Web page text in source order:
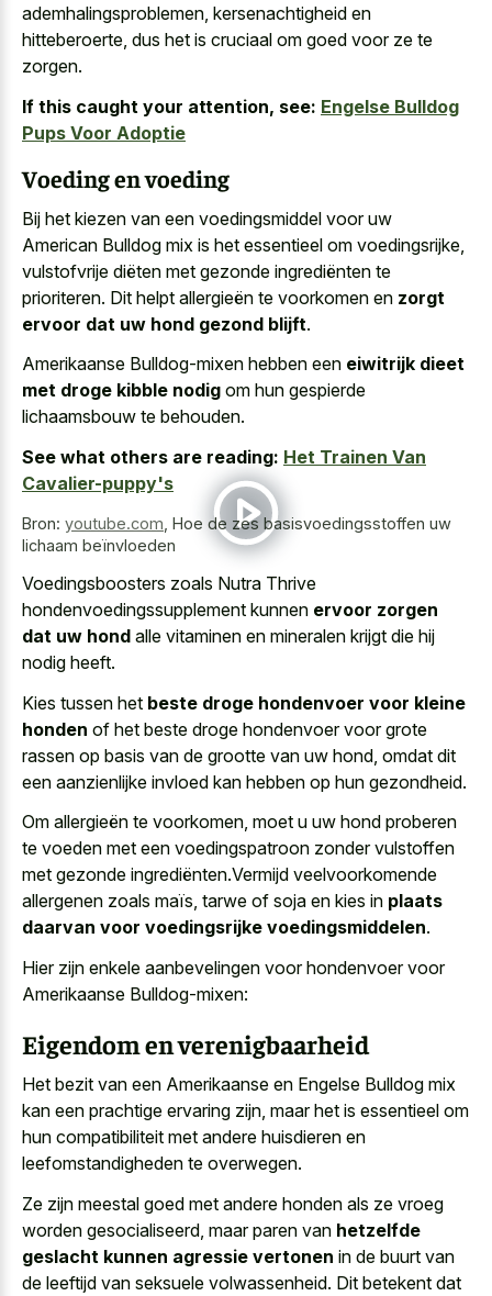
ademhalingsproblemen, kersenachtigheid en
hitteberoerte, dus het is cruciaal om goed voor ze te
zorgen.
If this caught your attention, see: Engelse Bulldog
Pups Voor Adoptie
Voeding en voeding
Bij het kiezen van een voedingsmiddel voor uw
American Bulldog mix is het essentieel om voedingsrijke,
vulstofvrije diëten met gezonde ingrediënten te
prioriteren. Dit helpt allergieën te voorkomen en zorgt
ervoor dat uw hond gezond blijft.
Amerikaanse Bulldog-mixen hebben een eiwitrijk dieet
met droge kibble nodig om hun gespierde
lichaamsbouw te behouden.
See what others are reading: Het Trainen Van
Cavalier-puppy's
Bron: youtube.com Hoe de zes basisvoedingsstoffen uw
lichaam beïnvloeden
Voedingsboosters zoals Nutra Thrive
hondenvoedingssupplement kunnen ervoor zorgen
dat uw hond alle vitaminen en mineralen krijgt die hij
nodig heeft.
Kies tussen het beste droge hondenvoer voor kleine
honden of het beste droge hondenvoer voor grote
rassen op basis van de grootte van uw hond, omdat dit
een aanzienlijke invloed kan hebben op hun gezondheid.
Om allergieën te voorkomen, moet u uw hond proberen
te voeden met een voedingspatroon zonder vulstoffen
met gezonde ingrediënten.Vermijd veelvoorkomende
allergenen zoals maïs, tarwe of soja en kies in plaats
daarvan voor voedingsrijke voedingsmiddelen.
Hier zijn enkele aanbevelingen voor hondenvoer voor
Amerikaanse Bulldog-mixen:
Eigendom en verenigbaarheid
Het bezit van een Amerikaanse en Engelse Bulldog mix
kan een prachtige ervaring zijn, maar het is essentieel om
hun compatibiliteit met andere huisdieren en
leefomstandigheden te overwegen.
Ze zijn meestal goed met andere honden als ze vroeg
worden gesocialiseerd, maar paren van hetzelfde
geslacht kunnen agressie vertonen in de buurt van
de leeftijd van seksuele volwassenheid. Dit betekent dat